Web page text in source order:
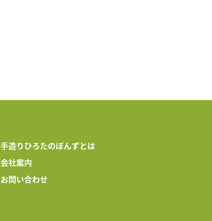
手造りひろたのぽんずとは
会社案内
お問い合わせ